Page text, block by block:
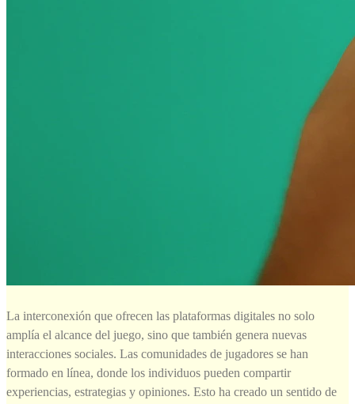
La interconexión que ofrecen las plataformas digitales no solo
amplía el alcance del juego, sino que también genera nuevas
interacciones sociales. Las comunidades de jugadores se han
formado en línea, donde los individuos pueden compartir
experiencias, estrategias y opiniones. Esto ha creado un sentido de